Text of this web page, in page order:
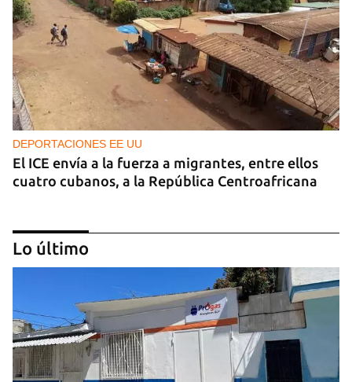
DEPORTACIONES EE UU
El ICE envía a la fuerza a migrantes, entre ellos
cuatro cubanos, a la República Centroafricana
Lo último